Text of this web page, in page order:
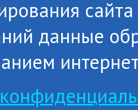
данные